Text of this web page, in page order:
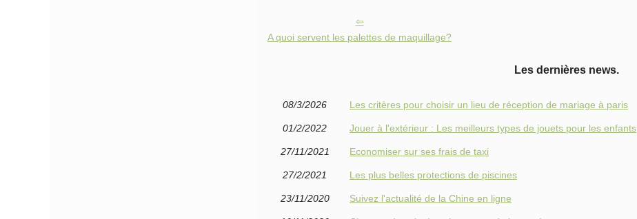
A quoi servent les palettes de maquillage?
Les dernières news.
08/3/2026 Les critères pour choisir un lieu de réception de mariage à paris
01/2/2022 Jouer à l'extérieur : Les meilleurs types de jouets pour les enfants
27/11/2021 Economiser sur ses frais de taxi
27/2/2021 Les plus belles protections de piscines
23/11/2020 Suivez l'actualité de la Chine en ligne